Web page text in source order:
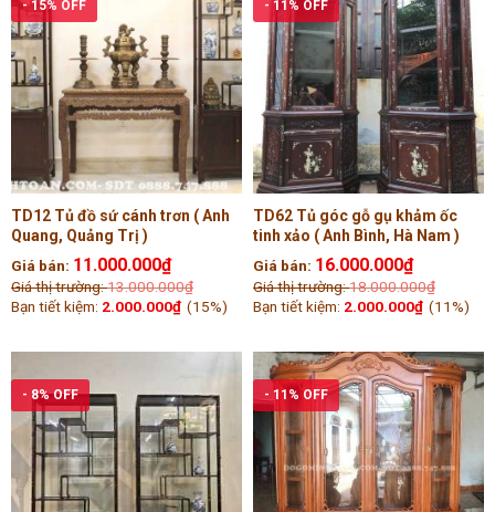
- 15% OFF
TD12 Tủ đồ sứ cánh trơn ( Anh
Quang, Quảng Trị )
Giá bán: 11.000.000₫
Giá thị trường:13.000.000₫
Bạn tiết kiệm: 2.000.000₫ (15%)
- 11% OFF
TD62 Tủ góc gỗ gụ khảm ốc
tinh xảo ( Anh Bình, Hà Nam )
Giá bán: 16.000.000₫
Giá thị trường:18.000.000₫
Bạn tiết kiệm: 2.000.000₫ (11%)
- 8% OFF - 11% OFF